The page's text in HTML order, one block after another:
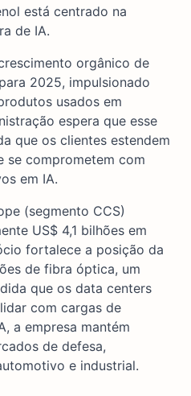
está centrado na
de IA.
orgânico de
2025, impulsionado
usados em
espera que esse
que os clientes estendem
se comprometem com
em IA.
(segmento CCS)
US$ 4,1 bilhões em
fortalece a posição da
de fibra óptica, um
que os data centers
com cargas de
a empresa mantém
de defesa,
e industrial.